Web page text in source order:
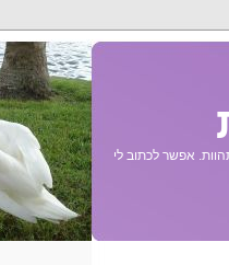
אפשר לכתוב לי